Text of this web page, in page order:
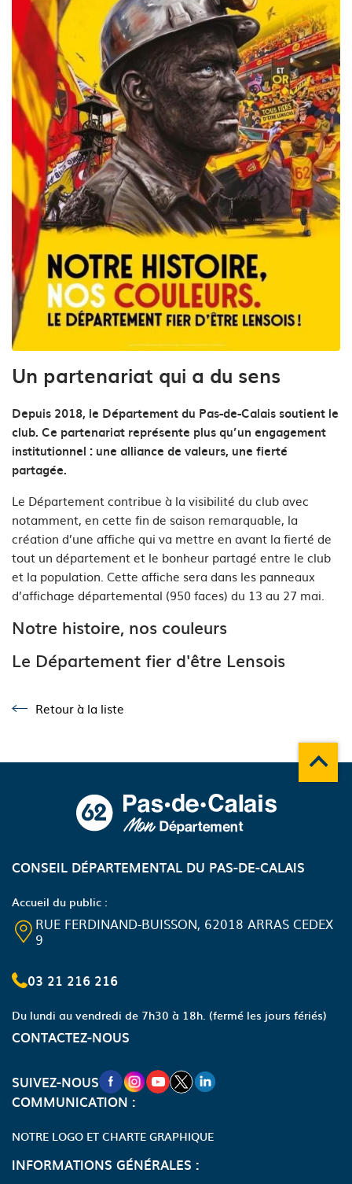
Zoom sur l'image
Un partenariat qui a du sens
Depuis 2018, le Département du Pas-de-Calais soutient le
club. Ce partenariat représente plus qu’un engagement
institutionnel : une alliance de valeurs, une fierté
partagée.
Le Département contribue à la visibilité du club avec
notamment, en cette fin de saison remarquable, la
création d’une affiche qui va mettre en avant la fierté de
tout un département et le bonheur partagé entre le club
et la population. Cette affiche sera dans les panneaux
d’affichage départemental (950 faces) du 13 au 27 mai.
Notre histoire, nos couleurs
Le Département fier d'être Lensois
Retour à la liste
Retour à la liste
CONSEIL DÉPARTEMENTAL DU PAS-DE-CALAIS
Accueil du public :
RUE FERDINAND-BUISSON, 62018 ARRAS CEDEX
9
03 21 216 216
Du lundi au vendredi de 7h30 à 18h. (fermé les jours fériés)
CONTACTEZ-NOUS
SUIVEZ-NOUSNOUVELLE FENÊTRE VERS LA PAGE
NOUVELLE FENÊTRE VERS LA
NOUVELLE FENÊTRE VERS LA
NOUVELLE FENÊTRE VERS
NOUVELLE FENÊTRE
COMMUNICATION :
NOTRE LOGO ET CHARTE GRAPHIQUE
INFORMATIONS GÉNÉRALES :